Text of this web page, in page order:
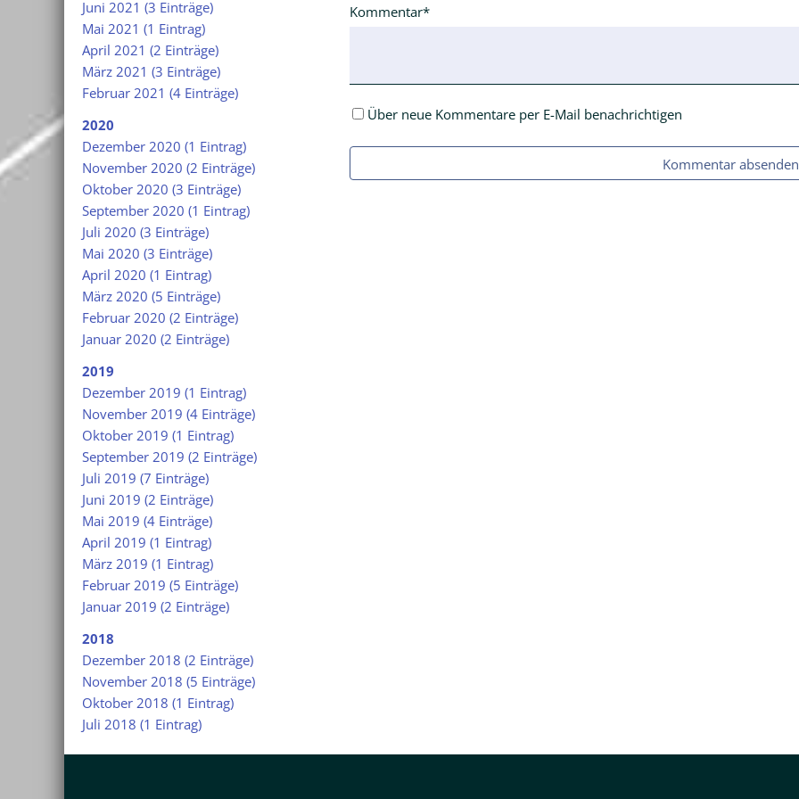
Pflichtfeld
Kommentar*
Über neue Kommentare per E-Mail benachrichtigen
Kommentar absenden
Juni 2021 (3 Einträge)
Mai 2021 (1 Eintrag)
April 2021 (2 Einträge)
März 2021 (3 Einträge)
Februar 2021 (4 Einträge)
2020
Dezember 2020 (1 Eintrag)
November 2020 (2 Einträge)
Oktober 2020 (3 Einträge)
September 2020 (1 Eintrag)
Juli 2020 (3 Einträge)
Mai 2020 (3 Einträge)
April 2020 (1 Eintrag)
März 2020 (5 Einträge)
Februar 2020 (2 Einträge)
Januar 2020 (2 Einträge)
2019
Dezember 2019 (1 Eintrag)
November 2019 (4 Einträge)
Oktober 2019 (1 Eintrag)
September 2019 (2 Einträge)
Juli 2019 (7 Einträge)
Juni 2019 (2 Einträge)
Mai 2019 (4 Einträge)
April 2019 (1 Eintrag)
März 2019 (1 Eintrag)
Februar 2019 (5 Einträge)
Januar 2019 (2 Einträge)
2018
Dezember 2018 (2 Einträge)
November 2018 (5 Einträge)
Oktober 2018 (1 Eintrag)
Juli 2018 (1 Eintrag)